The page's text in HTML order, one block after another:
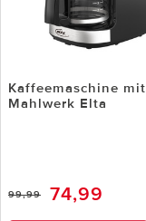
Kaffeemaschine mit
Mahlwerk Elta
99,99 74,99